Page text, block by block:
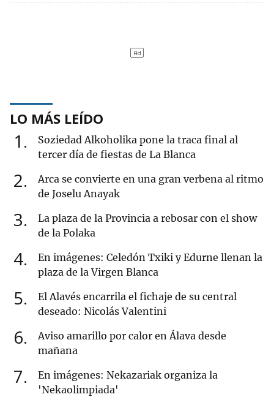
LO MÁS LEÍDO
1
Soziedad Alkoholika pone la traca final al
tercer día de fiestas de La Blanca
2
Arca se convierte en una gran verbena al ritmo
de Joselu Anayak
3
La plaza de la Provincia a rebosar con el show
de la Polaka
4
En imágenes: Celedón Txiki y Edurne llenan la
plaza de la Virgen Blanca
5
El Alavés encarrila el fichaje de su central
deseado: Nicolás Valentini
6
Aviso amarillo por calor en Álava desde
mañana
7
En imágenes: Nekazariak organiza la
'Nekaolimpiada'